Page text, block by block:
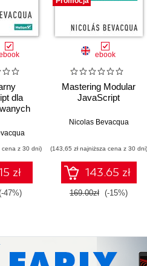
dla
cena z 30 dni)
zł
47%)
ebook
Mastering Modular
JavaScript
Nicolas Bevacqua
(143,65 zł najniższa cena z 30 dni)
143.65 zł
169.00zł (-15%)